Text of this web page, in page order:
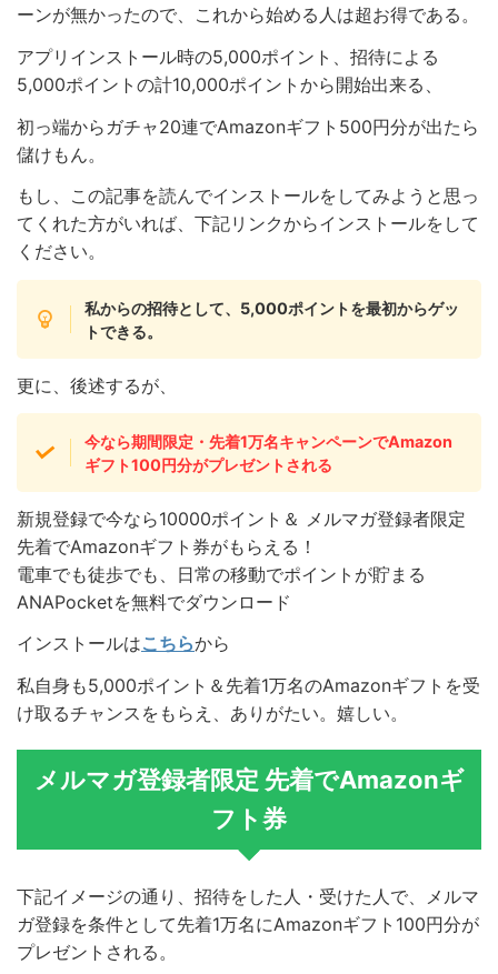
ーンが無かったので、これから始める人は超お得である。
アプリインストール時の5,000ポイント、招待による
5,000ポイントの計10,000ポイントから開始出来る、
初っ端からガチャ20連でAmazonギフト500円分が出たら
儲けもん。
もし、この記事を読んでインストールをしてみようと思っ
てくれた方がいれば、下記リンクからインストールをして
ください。
私からの招待として、5,000ポイントを最初からゲッ
トできる。
更に、後述するが、
今なら期間限定・先着1万名キャンペーンでAmazon
ギフト100円分がプレゼントされる
新規登録で今なら10000ポイント＆ メルマガ登録者限定
先着でAmazonギフト券がもらえる！
電車でも徒歩でも、日常の移動でポイントが貯まる
ANAPocketを無料でダウンロード
インストールはこちらから
私自身も5,000ポイント＆先着1万名のAmazonギフトを受
け取るチャンスをもらえ、ありがたい。嬉しい。
メルマガ登録者限定 先着でAmazonギ
フト券
下記イメージの通り、招待をした人・受けた人で、メルマ
ガ登録を条件として先着1万名にAmazonギフト100円分が
プレゼントされる。